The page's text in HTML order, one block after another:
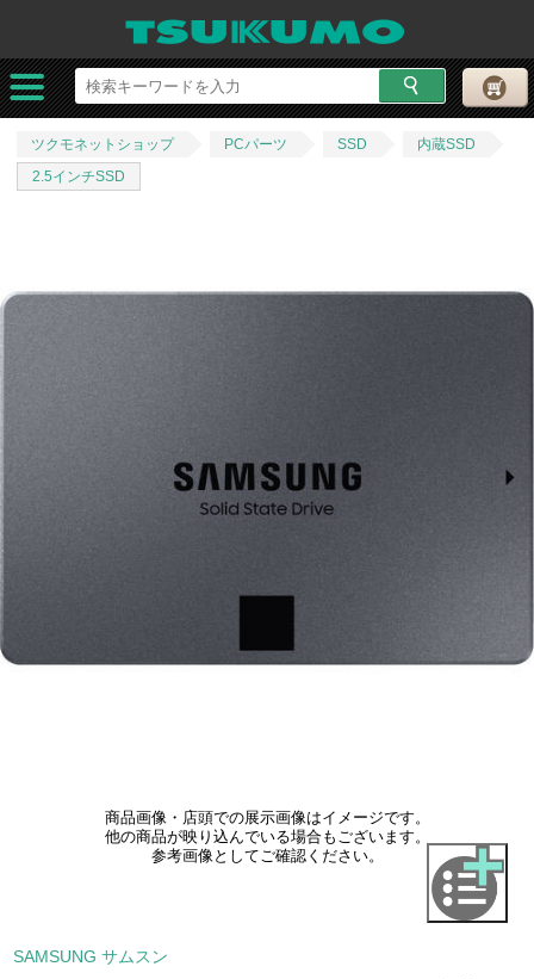
ツクモネットショップ PCパーツ SSD
内蔵SSD
2.5インチSSD
商品画像・店頭での展示画像はイメージです。
他の商品が映り込んでいる場合もございます。
参考画像としてご確認ください。
SAMSUNG サムスン